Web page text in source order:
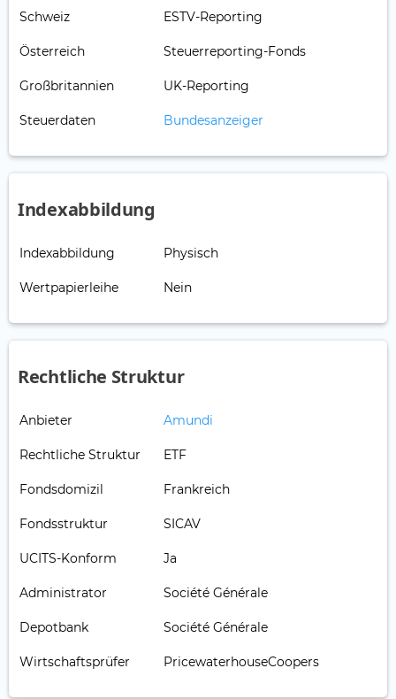
Schweiz ESTV-Reporting
Österreich Steuerreporting-Fonds
Großbritannien UK-Reporting
Steuerdaten Bundesanzeiger
Indexabbildung
Indexabbildung Physisch
Wertpapierleihe Nein
Rechtliche Struktur
Anbieter Amundi
Rechtliche Struktur ETF
Fondsdomizil Frankreich
Fondsstruktur SICAV
UCITS-Konform Ja
Administrator Société Générale
Depotbank Société Générale
Wirtschaftsprüfer PricewaterhouseCoopers